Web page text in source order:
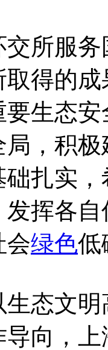
所服
得的
生态
，积极
扎实
挥各
会绿色低
态文
向，